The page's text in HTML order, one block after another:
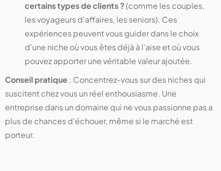
certains types de clients ?(comme les couples,
les voyageurs d’affaires, les seniors). Ces
expériences peuvent vous guider dans le choix
d'une niche où vous êtes déjà à l'aise et où vous
pouvez apporter une véritable valeur ajoutée.
Conseil pratique: Concentrez-vous sur des niches qui
suscitent chez vous un réel enthousiasme. Une
entreprise dans un domaine qui ne vous passionne pas a
plus de chances d'échouer, même si le marché est
porteur​.